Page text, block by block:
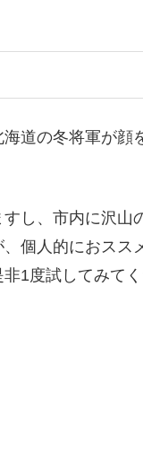
道の冬将軍が顔
し、市内に沢山
個人的におスス
1度試してみてく